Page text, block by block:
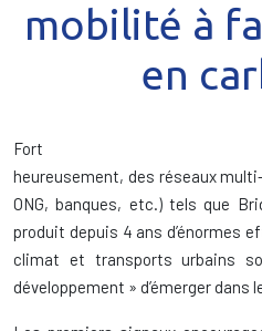
mobilité à
en
Fort
heureusement, des réseaux
ONG, banques, etc.) tels que
produit depuis 4 ans d’énormes
climat et transports urbains
développement » d’émerger dans